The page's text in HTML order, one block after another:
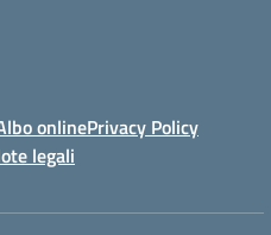
onlinePrivacy Policy
legali